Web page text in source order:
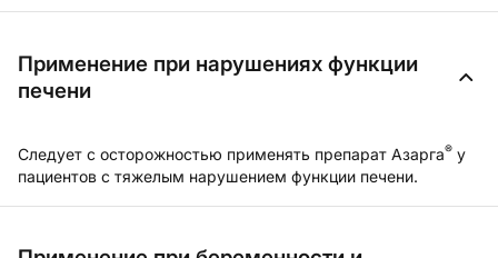
Применение при нарушениях функции
печени
Следует с осторожностью применять препарат Азарга® у
пациентов с тяжелым нарушением функции печени.